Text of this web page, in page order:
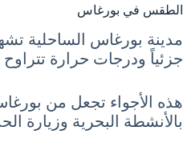
الطقس في بورغاس
مدينة بورغاس الساحلية
جزئياً ودرجات حرارة تتراوح بين 11 و15 درجة
هذه الأجواء تجعل من
بالأنشطة البحرية وزيارة